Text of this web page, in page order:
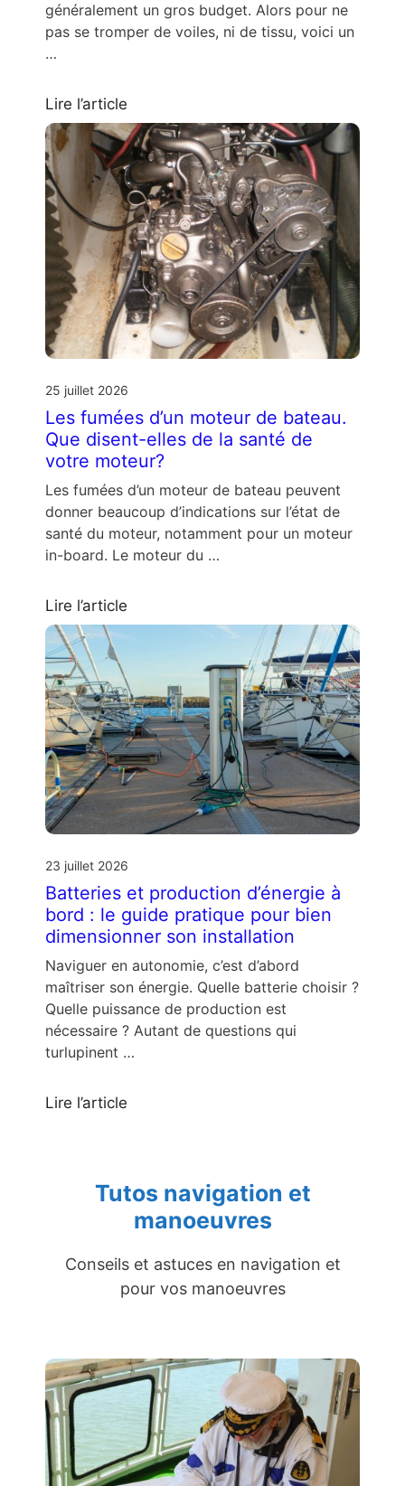
généralement un gros budget. Alors pour ne
pas se tromper de voiles, ni de tissu, voici un
…
Lire l’article
25 juillet 2026
Les fumées d’un moteur de bateau.
Que disent-elles de la santé de
votre moteur?
Les fumées d’un moteur de bateau peuvent
donner beaucoup d’indications sur l’état de
santé du moteur, notamment pour un moteur
in-board. Le moteur du …
Lire l’article
23 juillet 2026
Batteries et production d’énergie à
bord : le guide pratique pour bien
dimensionner son installation
Naviguer en autonomie, c’est d’abord
maîtriser son énergie. Quelle batterie choisir ?
Quelle puissance de production est
nécessaire ? Autant de questions qui
turlupinent …
Lire l’article
Tutos navigation et
manoeuvres
Conseils et astuces en navigation et
pour vos manoeuvres